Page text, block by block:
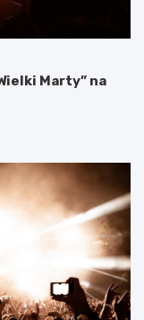
Marty” na